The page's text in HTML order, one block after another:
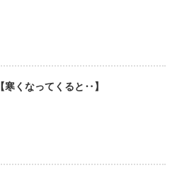
【寒くなってくると‥】